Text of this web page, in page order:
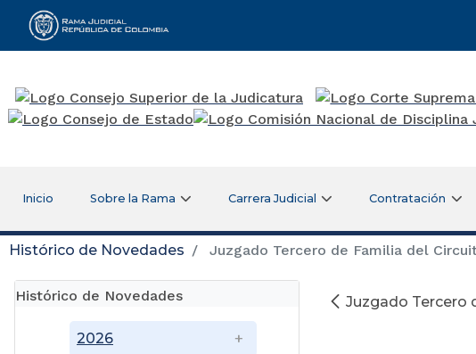
Rama Judicial
Inicio Sobre la Rama Carrera Judicial Contratación
Histórico de Novedades Juzgado Tercero de Familia del
Histórico de Novedades
2026
Juzgado Tercero